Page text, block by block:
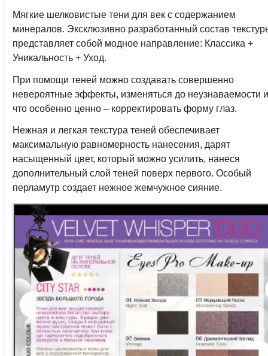
Мягкие шелковистые тени для век с содержанием
минералов. Эксклюзивно разработанный состав
представляет собой модное направление: Классика +
Уникальность + Уход.
При помощи теней можно создавать совершенно
невероятные эффекты, изменяться до неузнаваемости
что особенно ценно – корректировать форму глаз.
Нежная и легкая текстура теней обеспечивает
максимальную равномерность нанесения, дарят
насыщенный цвет, который можно усилить, нанеся
дополнительный слой теней поверх первого. Особый
перламутр создает нежное жемчужное сияние.